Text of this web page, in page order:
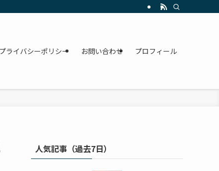
プライバシーポリシー お問い合わせ プロフィール
人気記事（過去7日）